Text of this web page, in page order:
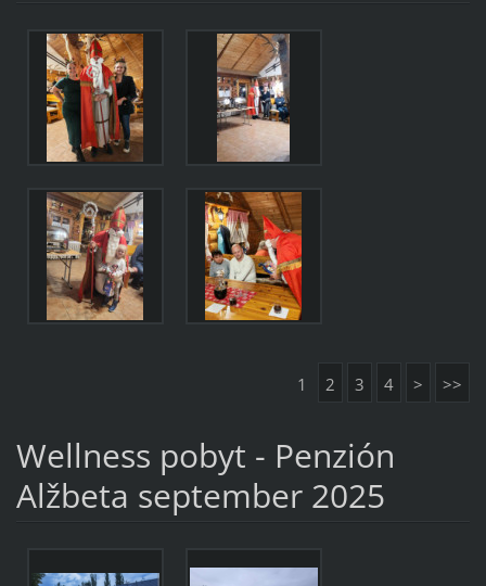
1 2 3 4 > >>
Wellness pobyt - Penzión
Alžbeta september 2025